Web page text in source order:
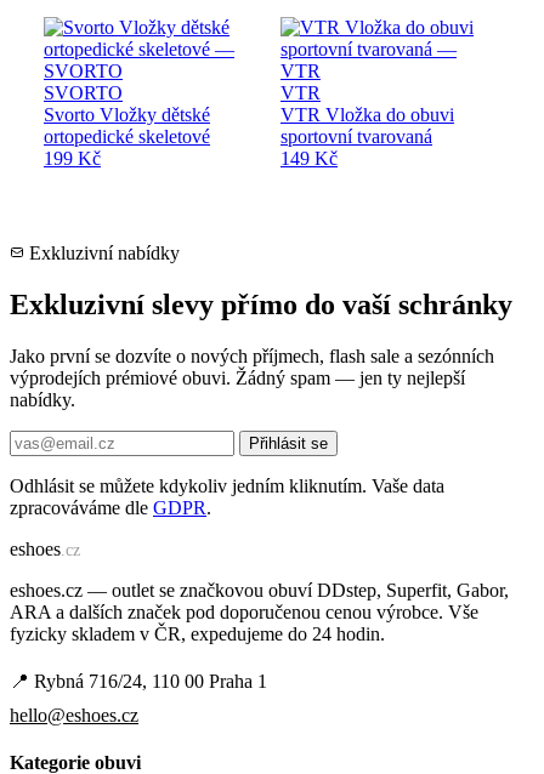
SVORTO
Svorto Vložky dětské
ortopedické skeletové
199 Kč
VTR
VTR Vložka do obuvi
sportovní tvarovaná
149 Kč
Exkluzivní nabídky
Exkluzivní slevy přímo do vaší schránky
Jako první se dozvíte o nových příjmech, flash sale a sezónních
výprodejích prémiové obuvi. Žádný spam — jen ty nejlepší
nabídky.
Přihlásit se
Odhlásit se můžete kdykoliv jedním kliknutím. Vaše data
zpracováváme dle GDPR.
eshoes .cz
eshoes.cz — outlet se značkovou obuví DDstep, Superfit, Gabor,
ARA a dalších značek pod doporučenou cenou výrobce. Vše
fyzicky skladem v ČR, expedujeme do 24 hodin.
📍 Rybná 716/24, 110 00 Praha 1
hello@eshoes.cz
Kategorie obuvi